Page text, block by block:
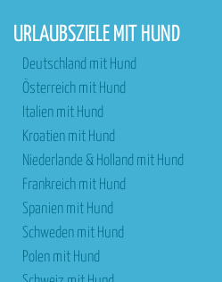
URLAUBSZIELE MIT HUND
Deutschland mit Hund
Österreich mit Hund
Italien mit Hund
Kroatien mit Hund
Niederlande & Holland mit Hund
Frankreich mit Hund
Spanien mit Hund
Schweden mit Hund
Polen mit Hund